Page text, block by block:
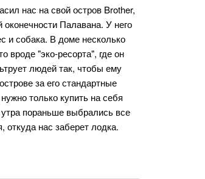
нас на свой остров Brother,
оконечности Палавана. У него
и собака. В доме несколько
вроде "эко-ресорта", где он
людей так, чтобы ему
за его стандартные
только купить на себя
пораньше выбрались все
откуда нас заберет лодка.